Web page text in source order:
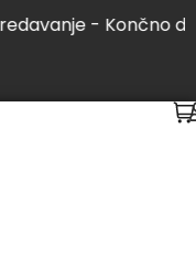
- Končno do